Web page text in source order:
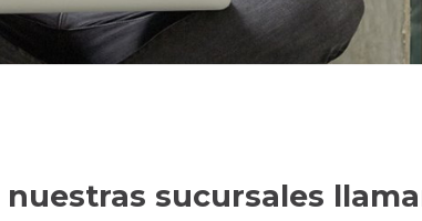
sucursales